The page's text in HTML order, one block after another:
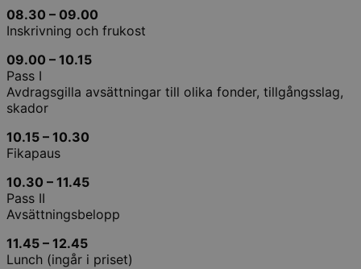
08.30 – 09.00
Inskrivning och frukost
09.00 – 10.15
Pass I
Avdragsgilla avsättningar till olika fonder, tillgångsslag,
skador
10.15 – 10.30
Fikapaus
10.30 – 11.45
Pass II
Avsättningsbelopp
11.45 – 12.45
Lunch (ingår i priset)